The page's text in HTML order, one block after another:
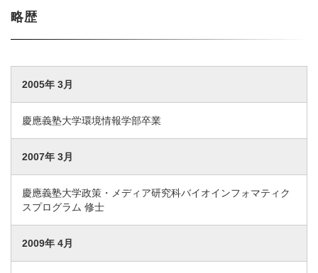
略歴
2005年 3月
慶應義塾大学環境情報学部卒業
2007年 3月
慶應義塾大学政策・メディア研究科バイオインフォマティク
スプログラム 修士
2009年 4月